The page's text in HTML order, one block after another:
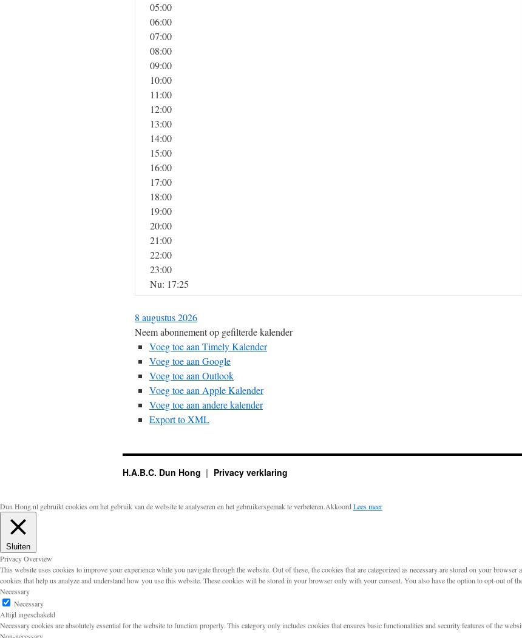
05:00
06:00
07:00
08:00
09:00
10:00
11:00
12:00
13:00
14:00
15:00
16:00
17:00
18:00
19:00
20:00
21:00
22:00
23:00
Nu: 17:25
8 augustus 2026
Neem abonnement op gefilterde kalender
Voeg toe aan Timely Kalender
Voeg toe aan Google
Voeg toe aan Outlook
Voeg toe aan Apple Kalender
Voeg toe aan andere kalender
Export to XML
H.A.B.C. Dun Hong Privacy verklaring
Dun Hong.nl gebruikt cookies om het gebruik van de website te analyseren en het gebruikersgemak te verbeteren.Akkoord Lees meer
Sluiten
Privacy Overview
This website uses cookies to improve your experience while you navigate through the website. Out of these, the cookies that are categorized as necessary are stored on your
cookies that help us analyze and understand how you use this website. These cookies will be stored in your browser only with your consent. You also have the option to opt-out of
Necessary
Necessary
Altijd ingeschakeld
Necessary cookies are absolutely essential for the website to function properly. This category only includes cookies that ensures basic functionalities and security features of the